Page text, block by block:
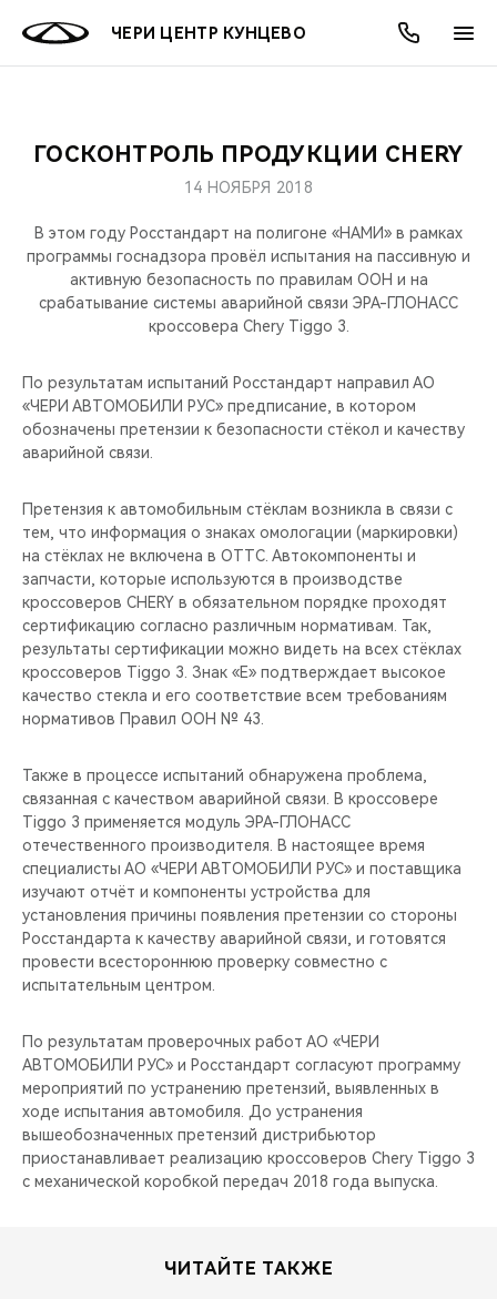
ЧЕРИ ЦЕНТР КУНЦЕВО
МОДЕЛИ
КРОССОВЕРЫ
НОВИНКИ
ПОКУПАТЕЛЯМ
КРЕДИТ И СТРАХОВАНИЕ
ВЛАДЕЛЬЦАМ
ЗАПЧАСТИ И АКСЕССУАРЫ
CHERY CONNECT
МИР CHERY
О БРЕНДЕ
CHERY В СОЦСЕТЯХ
ЛЮДИ CHERY
БЛАГОТВОРИТЕЛЬНОСТЬ
CHERY REMOTE
CHERY И СПОРТ
НАШИ МЕРОПРИЯТИЯ
ВИДЕООБЗОРЫ
CHERY ДЛЯ ДЕТЕЙ
АКЦИИ
ОНЛАЙН СЕРВИСЫ
КРЕДИТ
О КОМПАНИИ
МЫ В СОЦСЕТЯХ
ГОСКОНТРОЛЬ ПРОДУКЦИИ CHERY
14 НОЯБРЯ 2018
В этом году Росстандарт на полигоне «НАМИ» в рамках
программы госнадзора провёл испытания на пассивную и
активную безопасность по правилам ООН и на
срабатывание системы аварийной связи ЭРА-ГЛОНАСС
кроссовера Chery Tiggo 3.
По результатам испытаний Росстандарт направил АО
«ЧЕРИ АВТОМОБИЛИ РУС» предписание, в котором
обозначены претензии к безопасности стёкол и качеству
аварийной связи.
Претензия к автомобильным стёклам возникла в связи с
тем, что информация о знаках омологации (маркировки)
на стёклах не включена в ОТТС. Автокомпоненты и
запчасти, которые используются в производстве
кроссоверов CHERY в обязательном порядке проходят
сертификацию согласно различным нормативам. Так,
результаты сертификации можно видеть на всех стёклах
кроссоверов Tiggo 3. Знак «E» подтверждает высокое
качество стекла и его соответствие всем требованиям
нормативов Правил ООН № 43.
Также в процессе испытаний обнаружена проблема,
связанная с качеством аварийной связи. В кроссовере
Tiggo 3 применяется модуль ЭРА-ГЛОНАСС
отечественного производителя. В настоящее время
специалисты АО «ЧЕРИ АВТОМОБИЛИ РУС» и поставщика
изучают отчёт и компоненты устройства для
установления причины появления претензии со стороны
Росстандарта к качеству аварийной связи, и готовятся
провести всестороннюю проверку совместно с
испытательным центром.
По результатам проверочных работ АО «ЧЕРИ
АВТОМОБИЛИ РУС» и Росстандарт согласуют программу
мероприятий по устранению претензий, выявленных в
ходе испытания автомобиля. До устранения
вышеобозначенных претензий дистрибьютор
приостанавливает реализацию кроссоверов Chery Tiggo 3
с механической коробкой передач 2018 года выпуска.
ЧИТАЙТЕ ТАКЖЕ